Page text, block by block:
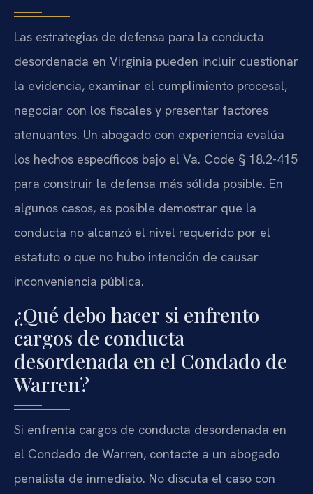
Las estrategias de defensa para la conducta
desordenada en Virginia pueden incluir cuestionar
la evidencia, examinar el cumplimiento procesal,
negociar con los fiscales y presentar factores
atenuantes. Un abogado con experiencia evalúa
los hechos específicos bajo el Va. Code § 18.2-415
para construir la defensa más sólida posible. En
algunos casos, es posible demostrar que la
conducta no alcanzó el nivel requerido por el
estatuto o que no hubo intención de causar
inconveniencia pública.
¿Qué debo hacer si enfrento
cargos de conducta
desordenada en el Condado de
Warren?
Si enfrenta cargos de conducta desordenada en
el Condado de Warren, contacte a un abogado
penalista de inmediato. No discuta el caso con